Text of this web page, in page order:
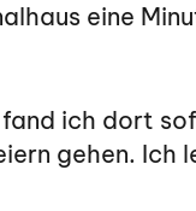
eine
ich dort
gehen.